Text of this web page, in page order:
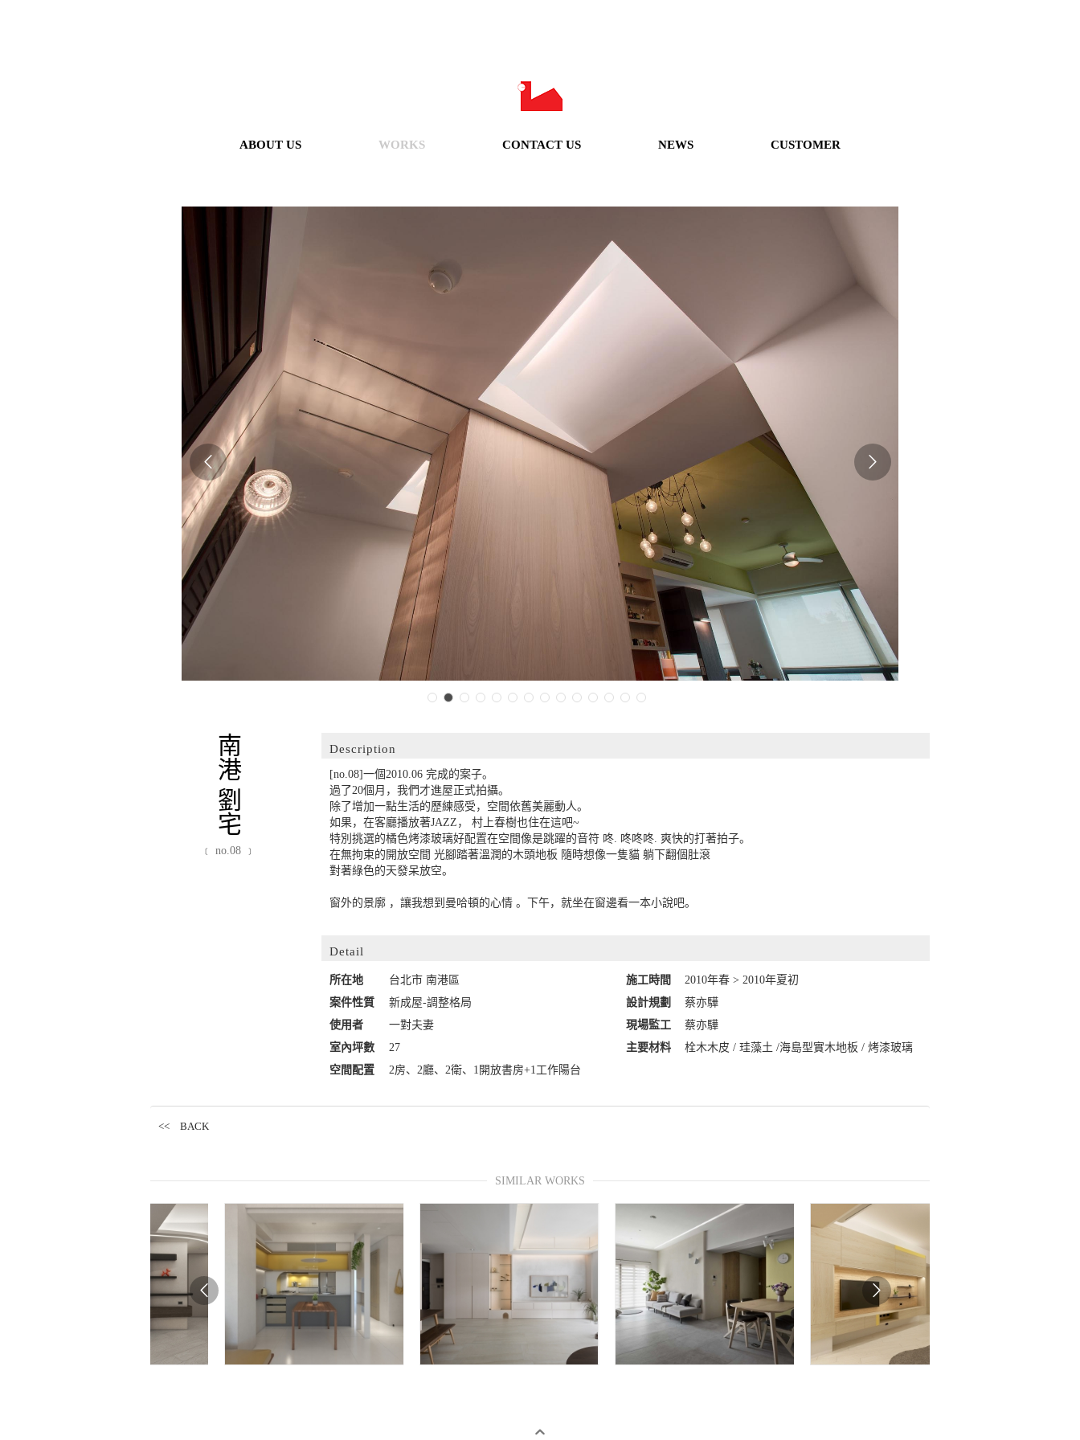
ABOUT US WORKS CONTACT US NEWS CUSTOMER
南港 劉宅
﹝ no.08 ﹞
Description
[no.08]一個2010.06 完成的案子。
過了20個月，我們才進屋正式拍攝。
除了增加一點生活的歷練感受，空間依舊美麗動人。
如果，在客廳播放著JAZZ， 村上春樹也住在這吧~
特別挑選的橘色烤漆玻璃好配置在空間像是跳躍的音符 咚. 咚咚咚. 爽快的打著拍子。
在無拘束的開放空間 光腳踏著溫潤的木頭地板 隨時想像一隻貓 躺下翻個肚滾
對著綠色的天發呆放空。
窗外的景廓 ，讓我想到曼哈頓的心情 。下午，就坐在窗邊看一本小說吧。
Detail
所在地 台北市 南港區 施工時間
2010年春 > 2010年夏初
案件性質
新成屋-調整格局 設計規劃
蔡亦驊
使用者
一對夫妻 現場監工
蔡亦驊
室內坪數
27 主要材料
栓木木皮 / 珪藻土 /海島型實木地板 / 烤漆玻璃
空間配置
2房、2廳、2衛、1開放書房+1工作陽台
<< BACK
SIMILAR WORKS